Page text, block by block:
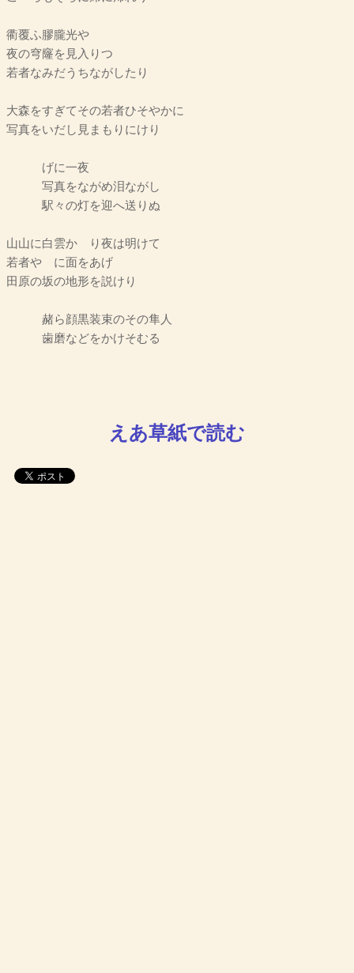
衢覆ふ膠朧光や
夜の穹窿を見入りつゝ
若者なみだうちながしたり
大森をすぎてその若者ひそやかに
写真をいだし見まもりにけり
げに一夜
写真をながめ泪ながし
駅々の灯を迎へ送りぬ
山山に白雲かゝり夜は明けて
若者やゝに面をあげ
田原の坂の地形を説けり
赭ら顔黒装束のその隼人
歯磨などをかけそむる
えあ草紙で読む